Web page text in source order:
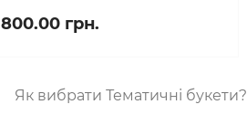
800.00 грн.
Як вибрати Тематичні букети?